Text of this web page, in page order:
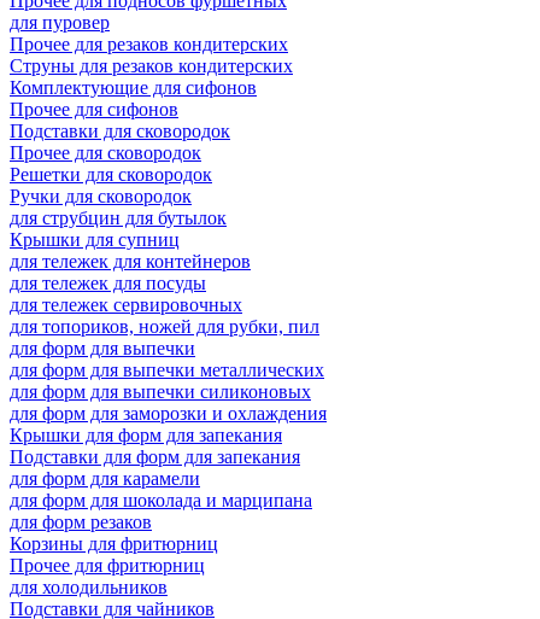
для пуровер
Прочее для резаков кондитерских
Струны для резаков кондитерских
Комплектующие для сифонов
Прочее для сифонов
Подставки для сковородок
Прочее для сковородок
Решетки для сковородок
Ручки для сковородок
для струбцин для бутылок
Крышки для супниц
для тележек для контейнеров
для тележек для посуды
для тележек сервировочных
для топориков, ножей для рубки, пил
для форм для выпечки
для форм для выпечки металлических
для форм для выпечки силиконовых
для форм для заморозки и охлаждения
Крышки для форм для запекания
Подставки для форм для запекания
для форм для карамели
для форм для шоколада и марципана
для форм резаков
Корзины для фритюрниц
Прочее для фритюрниц
для холодильников
Подставки для чайников